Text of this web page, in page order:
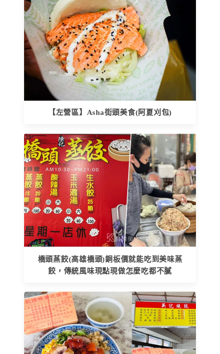
【左營區】Asha街頭美食(阿夏刈包)
橋頭蒸餃(高雄橋頭)銅板價就能吃到美味蒸
餃，傳統風味現點現做怎麼吃都不膩